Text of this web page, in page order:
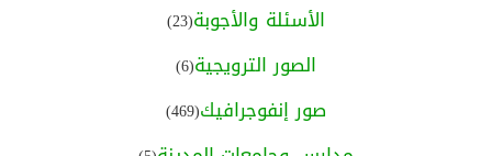
الأسئلة والأجوبة(23)
الصور الترويجية(6)
صور إنفوجرافيك(469)